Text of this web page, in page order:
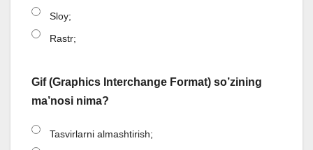
Sloy;
Rastr;
Gif (Graphics Interchange Format) so’zining
ma’nosi nima?
Tasvirlarni almashtirish;